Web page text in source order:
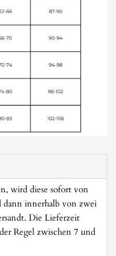
wird diese sofort von
dann innerhalb von zwei
Die Lieferzeit
Regel zwischen 7 und